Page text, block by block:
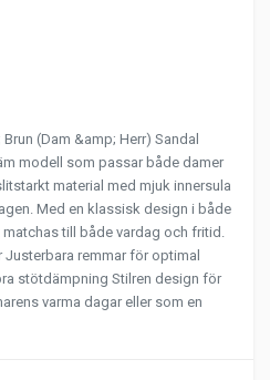
(Dam &amp; Herr) Sandal
modell som passar både damer
material med mjuk innersula
Med en klassisk design i både
till både vardag och fritid.
remmar för optimal
stötdämpning Stilren design för
varma dagar eller som en